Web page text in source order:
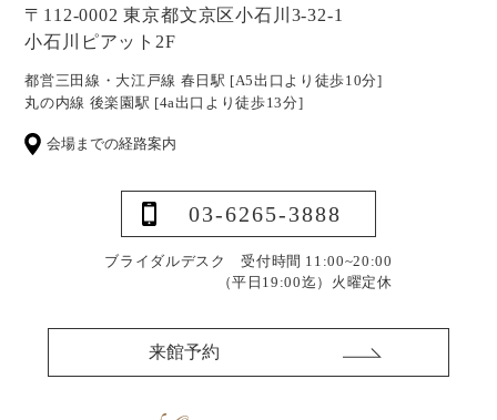
〒112-0002 東京都文京区小石川3-32-1
小石川ピアット2F
都営三田線・大江戸線 春日駅 [A5出口より徒歩10分]
丸の内線 後楽園駅 [4a出口より徒歩13分]
会場までの経路案内
03-6265-3888
ブライダルデスク 受付時間 11:00~20:00
（平日19:00迄） 火曜定休
来館予約